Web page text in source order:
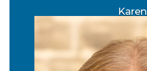
Karen